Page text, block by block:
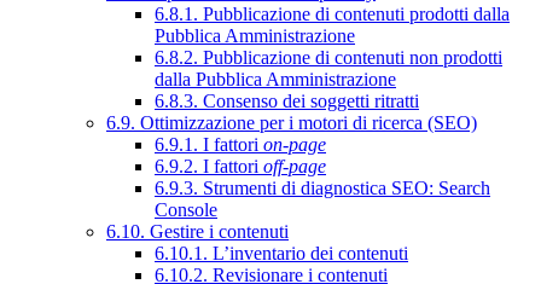
6.8.1. Pubblicazione di contenuti prodotti dalla
Pubblica Amministrazione
6.8.2. Pubblicazione di contenuti non prodotti
dalla Pubblica Amministrazione
6.8.3. Consenso dei soggetti ritratti
6.9. Ottimizzazione per i motori di ricerca (SEO)
6.9.1. I fattori on-page
6.9.2. I fattori off-page
6.9.3. Strumenti di diagnostica SEO: Search
Console
6.10. Gestire i contenuti
6.10.1. L’inventario dei contenuti
6.10.2. Revisionare i contenuti